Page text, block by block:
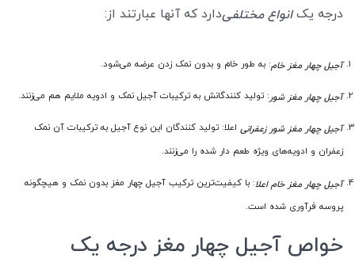
درجه یکانواع مختلفیدارد که آنها عبارتند از:
آجیل چهار مغز خام: به طور خام و بدون نمک زدن عرضه می‌شود.
آجیل چهار مغز شور: تولید کنندگانش به ترکیبات آجیل نمک و ادویه ملایم هم می‌زنند.
آجیل چهار مغز شور زعفرانی اعلا: تولید کنندگان این نوع آجیل به ترکیبات آن نمک
زعفران و ادویه‌های ویژه طعم دار شده را می‌زنند.
آجیل چهار مغز خام اعلا: با کیفیت‌ترین ترکیب آجیل چهار مغز بدون نمک و هیچگونه
پروسه فرآوری شده است.
خواص آجیل چهار مغز درجه یک